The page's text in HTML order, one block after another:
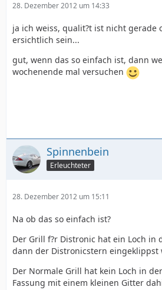
28. Dezember 2012 um 14:33
ja ich weiss, qualit?t ist nicht gerade
ersichtlich sein...
gut, wenn das so einfach ist, dann
wochenende mal versuchen
Spinnenbein
Erleuchteter
28. Dezember 2012 um 15:11
Na ob das so einfach ist?
Der Grill f?r Distronic hat ein Loch in
dann der Distronicstern eingeklippst
Der Normale Grill hat kein Loch in
Fassung mit einem kleinen Gitter